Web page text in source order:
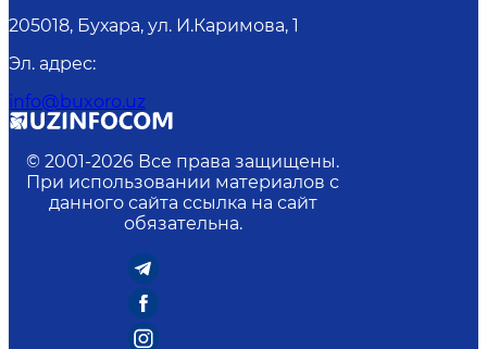
205018, Бухара, ул. И.Каримова, 1
Эл. адрес:
info@buxoro.uz
© 2001-2026 Все права защищены.
При использовании материалов с
данного сайта ссылка на сайт
обязательна.